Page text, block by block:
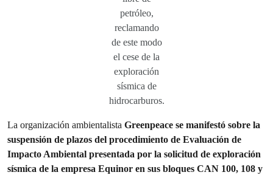
petróleo,
reclamando
de este modo
el cese de la
exploración
sísmica de
hidrocarburos.
La organización ambientalista Greenpeace se manifestó sobre la
suspensión de plazos del procedimiento de Evaluación de
Impacto Ambiental presentada por la solicitud de exploración
sísmica de la empresa Equinor en sus bloques CAN 100, 108 y